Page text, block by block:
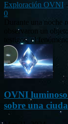
Exploración OVNI -
0
Durante una noche
observaron un
testigos, el
OVNI
sobre una